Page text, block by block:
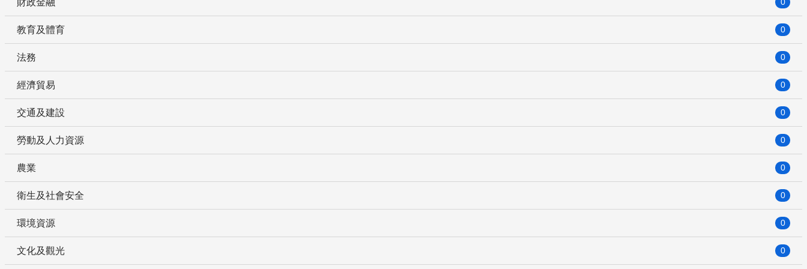
財政金融 0
教育及體育 0
法務 0
經濟貿易 0
交通及建設 0
勞動及人力資源 0
農業 0
衛生及社會安全 0
環境資源 0
文化及觀光 0